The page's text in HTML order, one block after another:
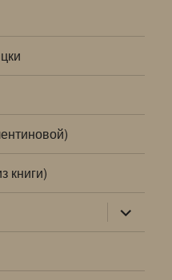
раскрыть
дочернее
меню